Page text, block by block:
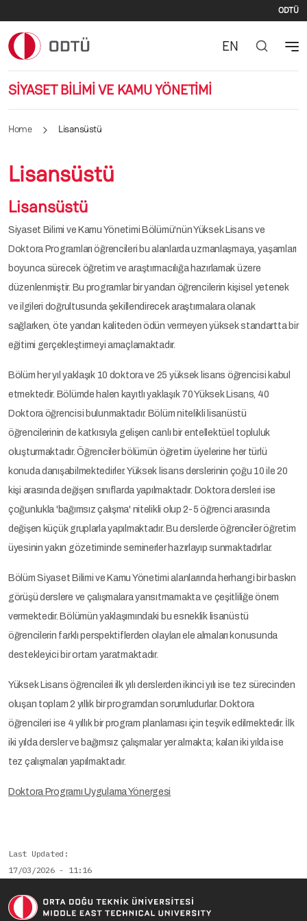
ODTÜ
SİYASET BİLİMİ VE KAMU YÖNETİMİ
EN
Home Lisansüstü
Lisansüstü
Lisansüstü
Siyaset Bilimi ve Kamu Yönetimi Bölümü'nün Yüksek Lisans ve
Doktora Programları öğrencileri bu alanlarda uzmanlaşmaya, yaşamları
boyunca sürecek öğretim ve araştırmacılığa hazırlamak üzere
düzenlenmiştir. Bu programlar bir yandan öğrencilerin kişisel yetenek
ve ilgileri doğrultusunda şekillendirecek araştırmalara olanak
sağlarken, öte yandan kaliteden ödün vermeyen yüksek standartta bir
eğitimi gerçekleştirmeyi amaçlamaktadır.
Bölüm her yıl yaklaşık 10 doktora ve 25 yüksek lisans öğrencisi kabul
etmektedir. Bölümde halen kayıtlı yaklaşık 70 Yüksek Lisans, 40
Doktora öğrencisi bulunmaktadır. Bölüm nitelikli lisanüstü
öğrencilerinin de katkısıyla gelişen canlı bir entellektüel topluluk
oluşturmaktadır. Öğrenciler bölümün öğretim üyelerine her türlü
konuda danışabilmektedirler. Yüksek lisans derslerinin çoğu 10 ile 20
kişi arasında değişen sınıflarda yapılmaktadır. Doktora dersleri ise
çoğunlukla 'bağımsız çalışma' nitelikli olup 2-5 öğrenci arasında
değişen küçük gruplarla yapılmaktadır. Bu derslerde öğrenciler öğretim
üyesinin yakın gözetiminde seminerler hazırlayıp sunmaktadırlar.
Bölüm Siyaset Bilimi ve Kamu Yönetimi alanlarında herhangi bir baskın
görüşü derslere ve çalışmalara yansıtmamakta ve çeşitliliğe önem
vermektedir. Bölümün yaklaşımındaki bu esneklik lisanüstü
öğrencilerin farklı perspektiflerden olayları ele almaları konusunda
destekleyici bir ortam yaratmaktadır.
Yüksek Lisans öğrencileri ilk yılı derslerden ikinci yılı ise tez sürecinden
oluşan toplam 2 yıllık bir programdan sorumludurlar. Doktora
öğrencileri ise 4 yıllık bir program planlaması için teşvik edilmektedir. İlk
iki yılda dersler ve bağımsız çalışmalar yer almakta; kalan iki yılda ise
tez çalışmaları yapılmaktadır.
Doktora Programı Uygulama Yönergesi
Last Updated
17/03/2026 - 11:16